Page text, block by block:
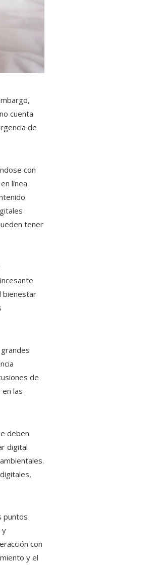
cuenta
de
con
línea
tener
bienestar
de
las
deben
digital
puntos
y
con
y el